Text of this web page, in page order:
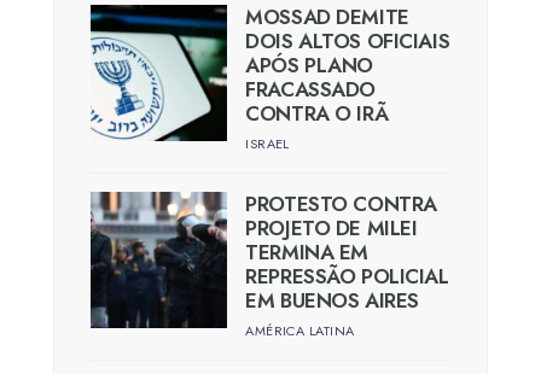
MOSSAD DEMITE
DOIS ALTOS OFICIAIS
APÓS PLANO
FRACASSADO
CONTRA O IRÃ
ISRAEL
PROTESTO CONTRA
PROJETO DE MILEI
TERMINA EM
REPRESSÃO POLICIAL
EM BUENOS AIRES
AMÉRICA LATINA